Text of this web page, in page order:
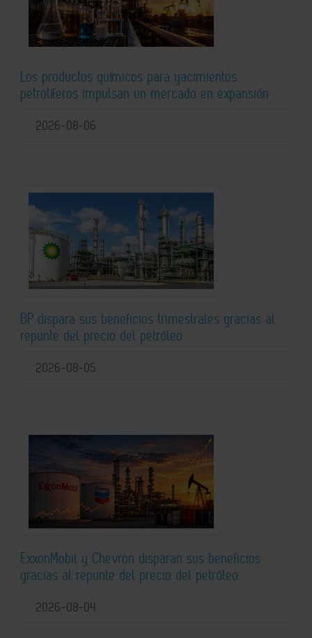
Los productos químicos para yacimientos
petrolíferos impulsan un mercado en expansión
2026-08-06
BP dispara sus beneficios trimestrales gracias al
repunte del precio del petróleo
2026-08-05
ExxonMobil y Chevron disparan sus beneficios
gracias al repunte del precio del petróleo
2026-08-04